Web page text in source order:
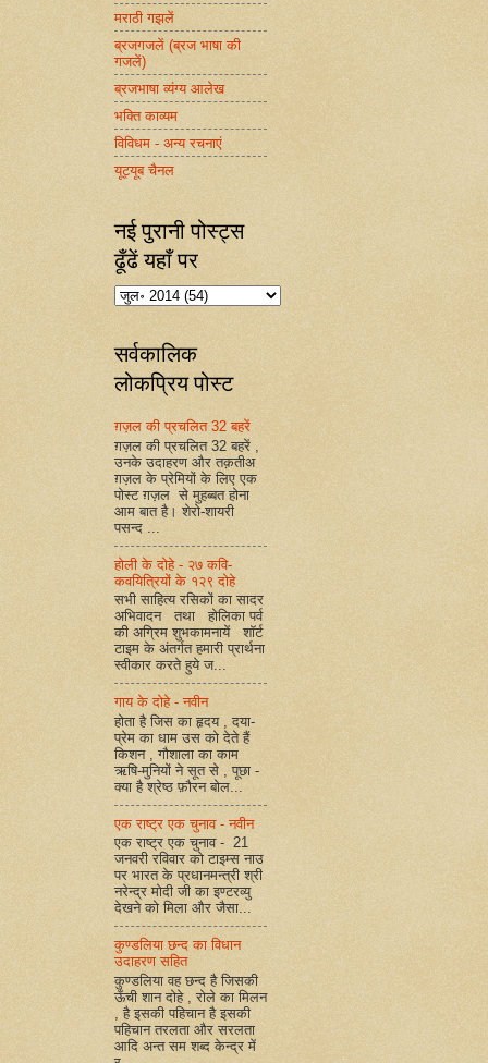
मराठी गझलें
ब्रजगजलें (ब्रज भाषा की
गजलें)
ब्रजभाषा व्यंग्य आलेख
भक्ति काव्यम
विविधम - अन्य रचनाएं
यूट्यूब चैनल
नई पुरानी पोस्ट्स
ढूँढें यहाँ पर
सर्वकालिक
लोकप्रिय पोस्ट
ग़ज़ल की प्रचलित 32 बहरें
ग़ज़ल की प्रचलित 32 बहरें ,
उनके उदाहरण और तक़तीअ
ग़ज़ल के प्रेमियों के लिए एक
पोस्ट ग़ज़ल से मुहब्बत होना
आम बात है। शेरो-शायरी
पसन्द ...
होली के दोहे - २७ कवि-
कवयित्रियों के १२९ दोहे
सभी साहित्य रसिकों का सादर
अभिवादन तथा होलिका पर्व
की अग्रिम शुभकामनायें शॉर्ट
टाइम के अंतर्गत हमारी प्रार्थना
स्वीकार करते हुये ज...
गाय के दोहे - नवीन
होता है जिस का हृदय , दया-
प्रेम का धाम उस को देते हैं
किशन , गौशाला का काम
ऋषि-मुनियों ने सूत से , पूछा -
क्या है श्रेष्ठ फ़ौरन बोल...
एक राष्ट्र एक चुनाव - नवीन
एक राष्ट्र एक चुनाव - 21
जनवरी रविवार को टाइम्स नाउ
पर भारत के प्रधानमन्त्री श्री
नरेन्द्र मोदी जी का इण्टरव्यु
देखने को मिला और जैसा...
कुण्डलिया छन्द का विधान
उदाहरण सहित
कुण्डलिया वह छन्द है जिसकी
ऊँची शान दोहे , रोले का मिलन
, है इसकी पहिचान है इसकी
पहिचान तरलता और सरलता
आदि अन्त सम शब्द केन्द्र में